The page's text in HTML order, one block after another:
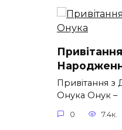
Привітання
Онука Онук –
0 7.4к.